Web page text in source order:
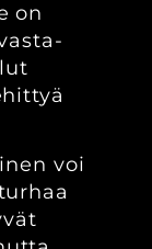
on
voi